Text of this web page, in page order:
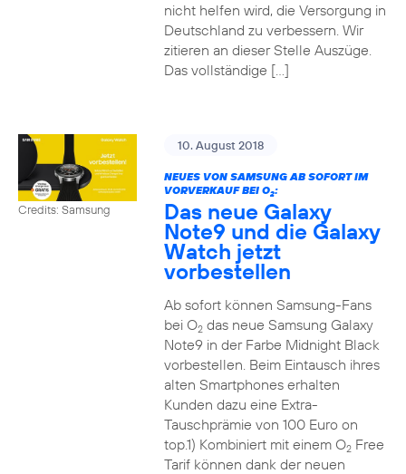
nicht helfen wird, die Versorgung in
Deutschland zu verbessern. Wir
zitieren an dieser Stelle Auszüge.
Das vollständige […]
Credits: Samsung
10. August 2018
NEUES VON SAMSUNG AB SOFORT IM
VORVERKAUF BEI O2:
Das neue Galaxy
Note9 und die Galaxy
Watch jetzt
vorbestellen
Ab sofort können Samsung-Fans
bei O2das neue Samsung Galaxy
Note9 in der Farbe Midnight Black
vorbestellen. Beim Eintausch ihres
alten Smartphones erhalten
Kunden dazu eine Extra-
Tauschprämie von 100 Euro on
top.1) Kombiniert mit einem O2Free
Tarif können dank der neuen